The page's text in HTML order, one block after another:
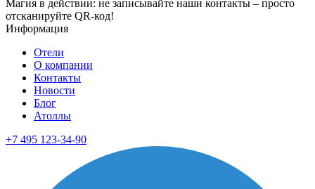
Магия в действии: не записывайте наши контакты – просто
отсканируйте QR-код!
Информация
Отели
О компании
Контакты
Новости
Блог
Атоллы
+7 495 123-34-90